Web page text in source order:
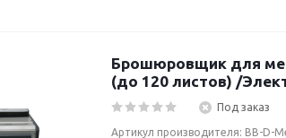
Брошюровщик для
(до 120 листов) /
Под заказ
Артикул производителя: BB-D-